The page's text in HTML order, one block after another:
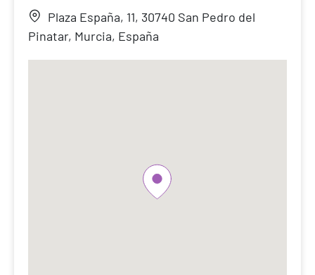
Plaza España, 11, 30740 San Pedro del
Pinatar, Murcia, España